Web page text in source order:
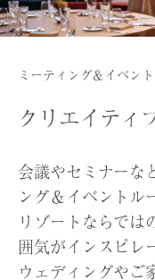
ミーティング＆イベン
クリエイティ
会議やセミナーな
ング＆イベントル
リゾートならでは
囲気がインスピレ
ウェディングやご